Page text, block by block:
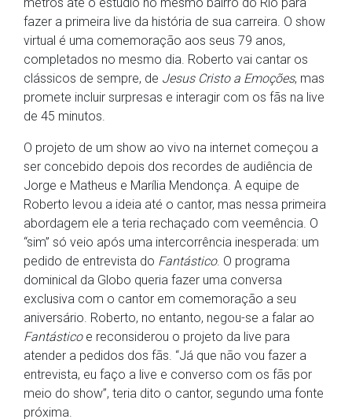
fazer a primeira live da história de sua carreira. O show
virtual é uma comemoração aos seus 79 anos,
completados no mesmo dia. Roberto vai cantar os
clássicos de sempre, de Jesus Cristo a Emoções, mas
promete incluir surpresas e interagir com os fãs na live
de 45 minutos.
O projeto de um show ao vivo na internet começou a
ser concebido depois dos recordes de audiência de
Jorge e Matheus e Marília Mendonça. A equipe de
Roberto levou a ideia até o cantor, mas nessa primeira
abordagem ele a teria rechaçado com veemência. O
“sim” só veio após uma intercorrência inesperada: um
pedido de entrevista do Fantástico. O programa
dominical da Globo queria fazer uma conversa
exclusiva com o cantor em comemoração a seu
aniversário. Roberto, no entanto, negou-se a falar ao
Fantásticoe reconsiderou o projeto da live para
atender a pedidos dos fãs. “Já que não vou fazer a
entrevista, eu faço a live e converso com os fãs por
meio do show”, teria dito o cantor, segundo uma fonte
próxima.